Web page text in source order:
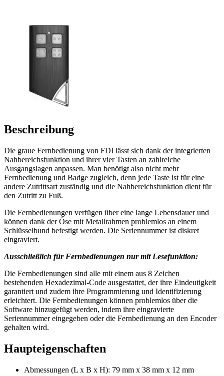
Beschreibung
Die graue Fernbedienung von FDI lässt sich dank der integrierten
Nahbereichsfunktion und ihrer vier Tasten an zahlreiche
Ausgangslagen anpassen. Man benötigt also nicht mehr
Fernbedienung und Badge zugleich, denn jede Taste ist für eine
andere Zutrittsart zuständig und die Nahbereichsfunktion dient für
den Zutritt zu Fuß.
Die Fernbedienungen verfügen über eine lange Lebensdauer und
können dank der Öse mit Metallrahmen problemlos an einem
Schlüsselbund befestigt werden. Die Seriennummer ist diskret
eingraviert.
Ausschließlich für Fernbedienungen nur mit Lesefunktion:
Die Fernbedienungen sind alle mit einem aus 8 Zeichen
bestehenden Hexadezimal-Code ausgestattet, der ihre Eindeutigkeit
garantiert und zudem ihre Programmierung und Identifizierung
erleichtert. Die Fernbedienungen können problemlos über die
Software hinzugefügt werden, indem ihre eingravierte
Seriennummer eingegeben oder die Fernbedienung an den Encoder
gehalten wird.
Haupteigenschaften
Abmessungen (L x B x H): 79 mm x 38 mm x 12 mm